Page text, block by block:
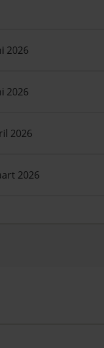
2026
2026
2026
2026